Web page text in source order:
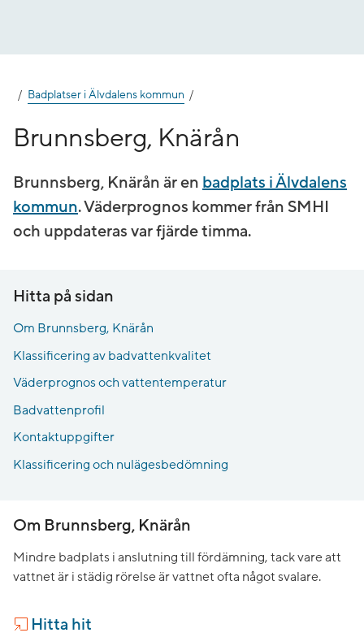
Badplatser i Älvdalens kommun
Brunnsberg, Knärån
Brunnsberg, Knärån är en badplats i Älvdalens
kommun. Väderprognos kommer från SMHI
och uppdateras var fjärde timma.
Hitta på sidan
Om Brunnsberg, Knärån
Klassificering av badvattenkvalitet
Väderprognos och vattentemperatur
Badvattenprofil
Kontaktuppgifter
Klassificering och nulägesbedömning
Om Brunnsberg, Knärån
Mindre badplats i anslutning till fördämning, tack vare att
vattnet är i städig rörelse är vattnet ofta något svalare.
Hitta hit